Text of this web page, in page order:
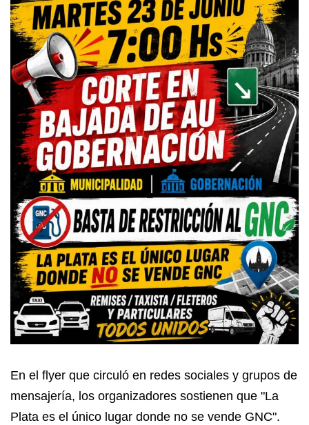
En el flyer que circuló en redes sociales y grupos de
mensajería, los organizadores sostienen que "La
Plata es el único lugar donde no se vende GNC".